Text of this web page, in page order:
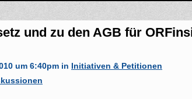
und zu den AGB für
um 6:40pm in Initiativen & Petitionen